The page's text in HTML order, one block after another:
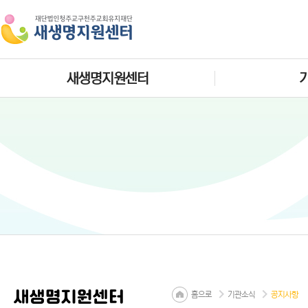
새생명지원센터
새생명지원센터 홈으로 기관소식 공지사항